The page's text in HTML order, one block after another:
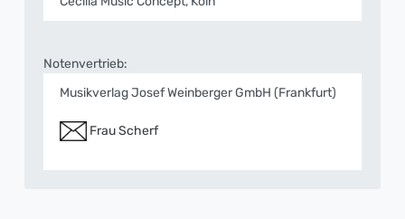
Notenvertrieb:
Musikverlag Josef Weinberger GmbH (Frankfurt)
Frau Scherf